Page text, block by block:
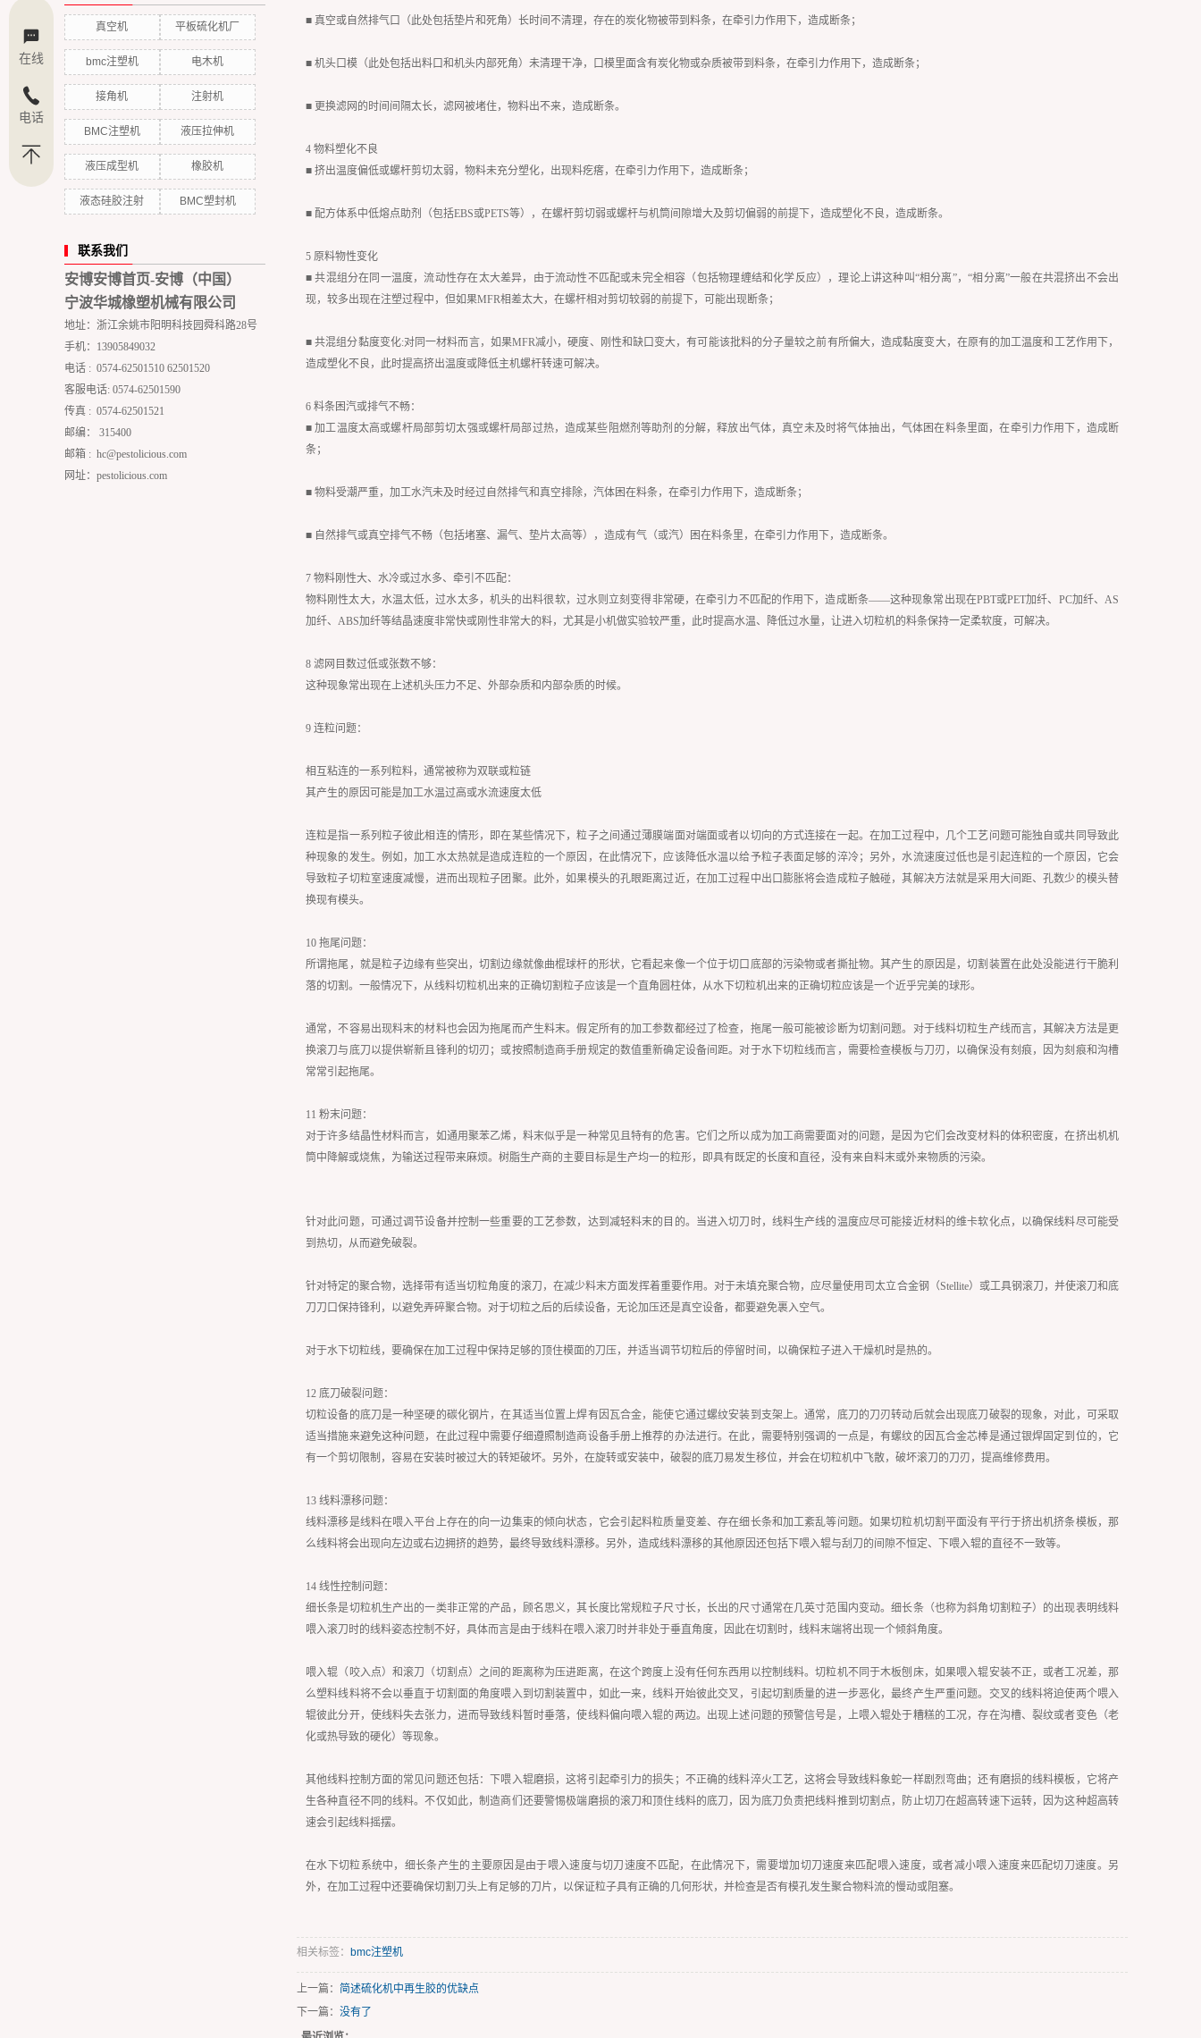
真空机 平板硫化机厂
bmc注塑机 电木机
接角机 注射机
BMC注塑机 液压拉伸机
液压成型机 橡胶机
液态硅胶注射 BMC塑封机
联系我们
安博安博首页-安博（中国）
宁波华城橡塑机械有限公司
地址：浙江余姚市阳明科技园舜科路28号
手机：13905849032
电话 : 0574-62501510 62501520
客服电话: 0574-62501590
传真 : 0574-62501521
邮编： 315400
邮箱 : hc@pestolicious.com
网址：pestolicious.com
■ 真空或自然排气口（此处包括垫片和死角）长时间不清理，存在的炭化物被带到料条，在牵引力作用下，造成断条；
■ 机头口模（此处包括出料口和机头内部死角）未清理干净，口模里面含有炭化物或杂质被带到料条，在牵引力作用下，造成断条；
■ 更换滤网的时间间隔太长，滤网被堵住，物料出不来，造成断条。
4 物料塑化不良
■ 挤出温度偏低或螺杆剪切太弱，物料未充分塑化，出现料疙瘩，在牵引力作用下，造成断条；
■ 配方体系中低熔点助剂（包括EBS或PETS等），在螺杆剪切弱或螺杆与机筒间隙增大及剪切偏弱的前提下，造成塑化不良，造成断条。
5 原料物性变化
■ 共混组分在同一温度，流动性存在太大差异，由于流动性不匹配或未完全相容（包括物理缠结和化学反应），理论上讲这种叫“相分离”，“相分离”一般在共混挤出不会出
现，较多出现在注塑过程中，但如果MFR相差太大，在螺杆相对剪切较弱的前提下，可能出现断条；
■ 共混组分黏度变化:对同一材料而言，如果MFR减小，硬度、刚性和缺口变大，有可能该批料的分子量较之前有所偏大，造成黏度变大，在原有的加工温度和工艺作用下，
造成塑化不良，此时提高挤出温度或降低主机螺杆转速可解决。
6 料条困汽或排气不畅：
■ 加工温度太高或螺杆局部剪切太强或螺杆局部过热，造成某些阻燃剂等助剂的分解，释放出气体，真空未及时将气体抽出，气体困在料条里面，在牵引力作用下，造成断
条；
■ 物料受潮严重，加工水汽未及时经过自然排气和真空排除，汽体困在料条，在牵引力作用下，造成断条；
■ 自然排气或真空排气不畅（包括堵塞、漏气、垫片太高等），造成有气（或汽）困在料条里，在牵引力作用下，造成断条。
7 物料刚性大、水冷或过水多、牵引不匹配：
物料刚性太大，水温太低，过水太多，机头的出料很软，过水则立刻变得非常硬，在牵引力不匹配的作用下，造成断条——这种现象常出现在PBT或PET加纤、PC加纤、AS
加纤、ABS加纤等结晶速度非常快或刚性非常大的料，尤其是小机做实验较严重，此时提高水温、降低过水量，让进入切粒机的料条保持一定柔软度，可解决。
8 滤网目数过低或张数不够：
这种现象常出现在上述机头压力不足、外部杂质和内部杂质的时候。
9 连粒问题：
相互粘连的一系列粒料，通常被称为双联或粒链
其产生的原因可能是加工水温过高或水流速度太低
连粒是指一系列粒子彼此相连的情形，即在某些情况下，粒子之间通过薄膜端面对端面或者以切向的方式连接在一起。在加工过程中，几个工艺问题可能独自或共同导致此
种现象的发生。例如，加工水太热就是造成连粒的一个原因，在此情况下，应该降低水温以给予粒子表面足够的淬冷；另外，水流速度过低也是引起连粒的一个原因，它会
导致粒子切粒室速度减慢，进而出现粒子团聚。此外，如果模头的孔眼距离过近，在加工过程中出口膨胀将会造成粒子触碰，其解决方法就是采用大间距、孔数少的模头替
换现有模头。
10 拖尾问题：
所谓拖尾，就是粒子边缘有些突出，切割边缘就像曲棍球杆的形状，它看起来像一个位于切口底部的污染物或者撕扯物。其产生的原因是，切割装置在此处没能进行干脆利
落的切割。一般情况下，从线料切粒机出来的正确切割粒子应该是一个直角圆柱体，从水下切粒机出来的正确切粒应该是一个近乎完美的球形。
通常，不容易出现料末的材料也会因为拖尾而产生料末。假定所有的加工参数都经过了检查，拖尾一般可能被诊断为切割问题。对于线料切粒生产线而言，其解决方法是更
换滚刀与底刀以提供崭新且锋利的切刃；或按照制造商手册规定的数值重新确定设备间距。对于水下切粒线而言，需要检查模板与刀刃，以确保没有刻痕，因为刻痕和沟槽
常常引起拖尾。
11 粉末问题：
对于许多结晶性材料而言，如通用聚苯乙烯，料末似乎是一种常见且特有的危害。它们之所以成为加工商需要面对的问题，是因为它们会改变材料的体积密度，在挤出机机
筒中降解或烧焦，为输送过程带来麻烦。树脂生产商的主要目标是生产均一的粒形，即具有既定的长度和直径，没有来自料末或外来物质的污染。
针对此问题，可通过调节设备并控制一些重要的工艺参数，达到减轻料末的目的。当进入切刀时，线料生产线的温度应尽可能接近材料的维卡软化点，以确保线料尽可能受
到热切，从而避免破裂。
针对特定的聚合物，选择带有适当切粒角度的滚刀，在减少料末方面发挥着重要作用。对于未填充聚合物，应尽量使用司太立合金钢（Stellite）或工具钢滚刀，并使滚刀和底
刀刀口保持锋利，以避免弄碎聚合物。对于切粒之后的后续设备，无论加压还是真空设备，都要避免裹入空气。
对于水下切粒线，要确保在加工过程中保持足够的顶住模面的刀压，并适当调节切粒后的停留时间，以确保粒子进入干燥机时是热的。
12 底刀破裂问题：
切粒设备的底刀是一种坚硬的碳化钢片，在其适当位置上焊有因瓦合金，能使它通过螺纹安装到支架上。通常，底刀的刀刃转动后就会出现底刀破裂的现象，对此，可采取
适当措施来避免这种问题，在此过程中需要仔细遵照制造商设备手册上推荐的办法进行。在此，需要特别强调的一点是，有螺纹的因瓦合金芯棒是通过银焊固定到位的，它
有一个剪切限制，容易在安装时被过大的转矩破坏。另外，在旋转或安装中，破裂的底刀易发生移位，并会在切粒机中飞散，破坏滚刀的刀刃，提高维修费用。
13 线料漂移问题：
线料漂移是线料在喂入平台上存在的向一边集束的倾向状态，它会引起料粒质量变差、存在细长条和加工紊乱等问题。如果切粒机切割平面没有平行于挤出机挤条模板，那
么线料将会出现向左边或右边拥挤的趋势，最终导致线料漂移。另外，造成线料漂移的其他原因还包括下喂入辊与刮刀的间隙不恒定、下喂入辊的直径不一致等。
14 线性控制问题：
细长条是切粒机生产出的一类非正常的产品，顾名思义，其长度比常规粒子尺寸长，长出的尺寸通常在几英寸范围内变动。细长条（也称为斜角切割粒子）的出现表明线料
喂入滚刀时的线料姿态控制不好，具体而言是由于线料在喂入滚刀时并非处于垂直角度，因此在切割时，线料末端将出现一个倾斜角度。
喂入辊（咬入点）和滚刀（切割点）之间的距离称为压进距离，在这个跨度上没有任何东西用以控制线料。切粒机不同于木板刨床，如果喂入辊安装不正，或者工况差，那
么塑料线料将不会以垂直于切割面的角度喂入到切割装置中，如此一来，线料开始彼此交叉，引起切割质量的进一步恶化，最终产生严重问题。交叉的线料将迫使两个喂入
辊彼此分开，使线料失去张力，进而导致线料暂时垂落，使线料偏向喂入辊的两边。出现上述问题的预警信号是，上喂入辊处于糟糕的工况，存在沟槽、裂纹或者变色（老
化或热导致的硬化）等现象。
其他线料控制方面的常见问题还包括：下喂入辊磨损，这将引起牵引力的损失；不正确的线料淬火工艺，这将会导致线料象蛇一样剧烈弯曲；还有磨损的线料模板，它将产
生各种直径不同的线料。不仅如此，制造商们还要警惕极端磨损的滚刀和顶住线料的底刀，因为底刀负责把线料推到切割点，防止切刀在超高转速下运转，因为这种超高转
速会引起线料摇摆。
在水下切粒系统中，细长条产生的主要原因是由于喂入速度与切刀速度不匹配，在此情况下，需要增加切刀速度来匹配喂入速度，或者减小喂入速度来匹配切刀速度。另
外，在加工过程中还要确保切割刀头上有足够的刀片，以保证粒子具有正确的几何形状，并检查是否有模孔发生聚合物料流的慢动或阻塞。
相关标签： bmc注塑机
上一篇： 简述硫化机中再生胶的优缺点
下一篇： 没有了
在线
电话